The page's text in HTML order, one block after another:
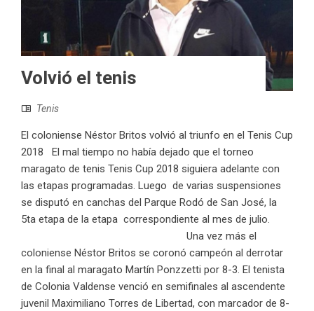
Volvió el tenis
Tenis
El coloniense Néstor Britos volvió al triunfo en el Tenis Cup
2018 El mal tiempo no había dejado que el torneo
maragato de tenis Tenis Cup 2018 siguiera adelante con
las etapas programadas. Luego de varias suspensiones
se disputó en canchas del Parque Rodó de San José, la
5ta etapa de la etapa correspondiente al mes de julio.
Una vez más el
coloniense Néstor Britos se coronó campeón al derrotar
en la final al maragato Martín Ponzzetti por 8-3. El tenista
de Colonia Valdense venció en semifinales al ascendente
juvenil Maximiliano Torres de Libertad, con marcador de 8-